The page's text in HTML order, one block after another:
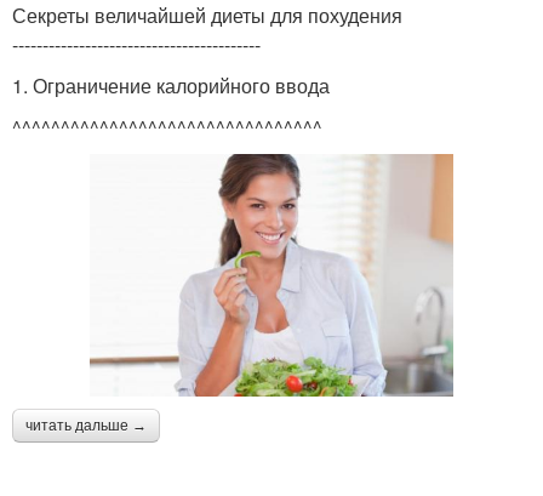
Секреты величайшей диеты для похудения
-----------------------------------------
1. Ограничение калорийного ввода
^^^^^^^^^^^^^^^^^^^^^^^^^^^^^^^^
читать дальше →